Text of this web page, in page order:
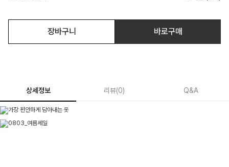
장바구니 바로구매
상세정보 리뷰(0) Q&A